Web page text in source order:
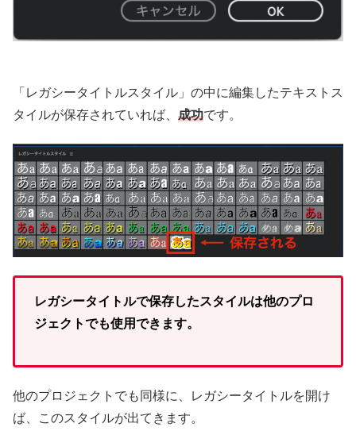
「レガシータイトルスタイル」の中に編集したテキストス
タイルが保存されていれば、 成功です。
レガシータイトルで保存したスタイルは他のプロ
ジェクトでも使用できます。
他のプロジェクトでも同様に、レガシータイトルを開け
ば、このスタイルが出てきます。